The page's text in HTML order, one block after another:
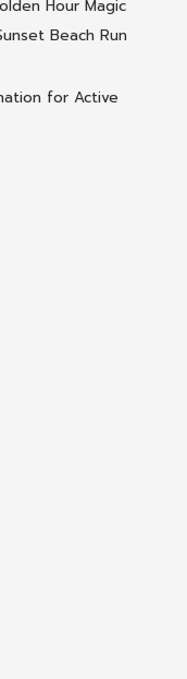
Hour Magic
Beach Run
for Active